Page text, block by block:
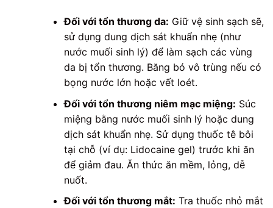
Đối với tổn thương da: Giữ vệ sinh sạch sẽ,
sử dụng dung dịch sát khuẩn nhẹ (như
nước muối sinh lý) để làm sạch các vùng
da bị tổn thương. Băng bó vô trùng nếu có
bọng nước lớn hoặc vết loét.
Đối với tổn thương niêm mạc miệng: Súc
miệng bằng nước muối sinh lý hoặc dung
dịch sát khuẩn nhẹ. Sử dụng thuốc tê bôi
tại chỗ (ví dụ: Lidocaine gel) trước khi ăn
để giảm đau. Ăn thức ăn mềm, lỏng, dễ
nuốt.
Đối với tổn thương mắt: Tra thuốc nhỏ mắt